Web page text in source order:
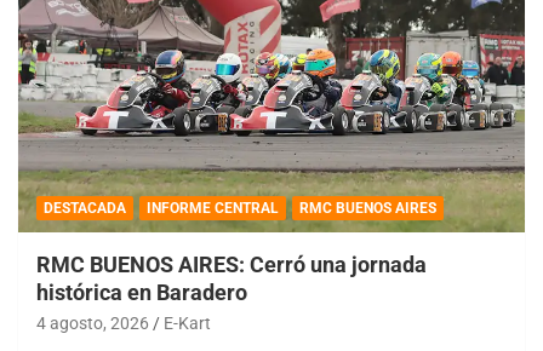
DESTACADA INFORME CENTRAL RMC BUENOS AIRES
RMC BUENOS AIRES: Cerró una jornada
histórica en Baradero
4 agosto, 2026 E-Kart